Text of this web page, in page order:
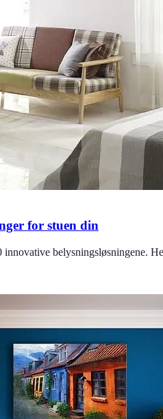
for stuen din
innovative belysningsløsningene.